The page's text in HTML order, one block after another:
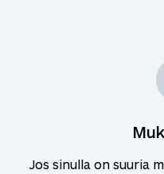
Jos sinulla on suuria